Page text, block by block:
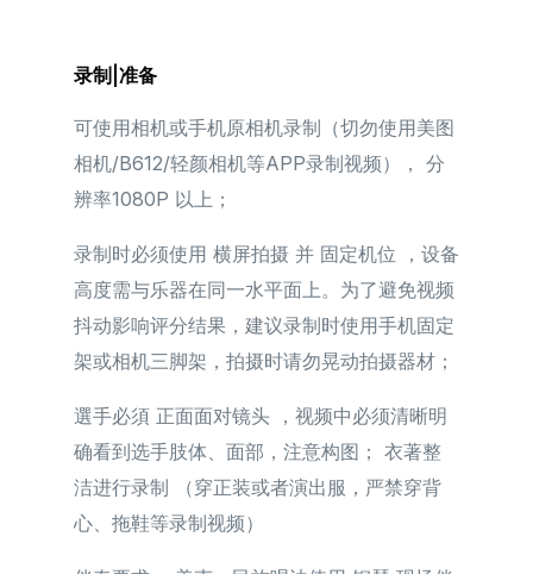
录制|准备
可使用相机或手机原相机录制（切勿使用美图
相机/B612/轻颜相机等APP录制视频）， 分
辨率1080P 以上；
录制时必须使用 横屏拍摄 并 固定机位 ，设备
高度需与乐器在同一水平面上。为了避免视频
抖动影响评分结果，建议录制时使用手机固定
架或相机三脚架，拍摄时请勿晃动拍摄器材；
選手必須 正面面对镜头 ，视频中必须清晰明
确看到选手肢体、面部，注意构图； 衣著整
洁进行录制 （穿正装或者演出服，严禁穿背
心、拖鞋等录制视频）